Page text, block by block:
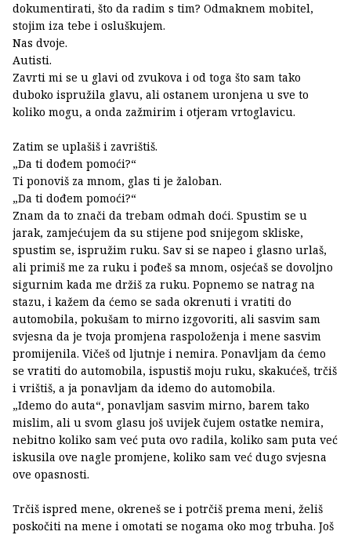
dokumentirati, što da radim s tim? Odmaknem mobitel,
stojim iza tebe i osluškujem.
Nas dvoje.
Autisti.
Zavrti mi se u glavi od zvukova i od toga što sam tako
duboko ispružila glavu, ali ostanem uronjena u sve to
koliko mogu, a onda zažmirim i otjeram vrtoglavicu.
Zatim se uplašiš i zavrištiš.
„Da ti dođem pomoći?“
Ti ponoviš za mnom, glas ti je žaloban.
„Da ti dođem pomoći?“
Znam da to znači da trebam odmah doći. Spustim se u
jarak, zamjećujem da su stijene pod snijegom skliske,
spustim se, ispružim ruku. Sav si se napeo i glasno urlaš,
ali primiš me za ruku i pođeš sa mnom, osjećaš se dovoljno
sigurnim kada me držiš za ruku. Popnemo se natrag na
stazu, i kažem da ćemo se sada okrenuti i vratiti do
automobila, pokušam to mirno izgovoriti, ali sasvim sam
svjesna da je tvoja promjena raspoloženja i mene sasvim
promijenila. Vičeš od ljutnje i nemira. Ponavljam da ćemo
se vratiti do automobila, ispustiš moju ruku, skakućeš, trčiš
i vrištiš, a ja ponavljam da idemo do automobila.
„Idemo do auta“, ponavljam sasvim mirno, barem tako
mislim, ali u svom glasu još uvijek čujem ostatke nemira,
nebitno koliko sam već puta ovo radila, koliko sam puta već
iskusila ove nagle promjene, koliko sam već dugo svjesna
ove opasnosti.
Trčiš ispred mene, okreneš se i potrčiš prema meni, želiš
poskočiti na mene i omotati se nogama oko mog trbuha. Još